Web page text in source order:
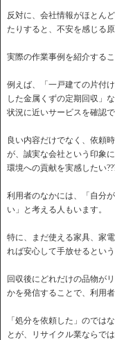
反対に、会社情報がほとん
たりすると、不安を感じる原
実際の作業事例を紹介するこ
例えば、「一戸建ての片付
した金属くずの定期回収」
状況に近いサービスを確認で
良い内容だけでなく、依頼
が、誠実な会社という印象に
環境への貢献を実感したい
利用者のなかには、「自分
い」と考える人もいます。
特に、まだ使える家具、家
れば安心して手放せるという
回収後にどれだけの品物が
かを発信することで、利用
「処分を依頼した」のでは
とが、リサイクル業ならでは